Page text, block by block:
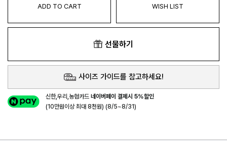
ADD TO CART WISH LIST
선물하기
사이즈 가이드를 참고하세요!
신한,우리,농협카드네이버페이 결제시 5%할인
(10만원이상 최대 8천원) (8/5~8/31)